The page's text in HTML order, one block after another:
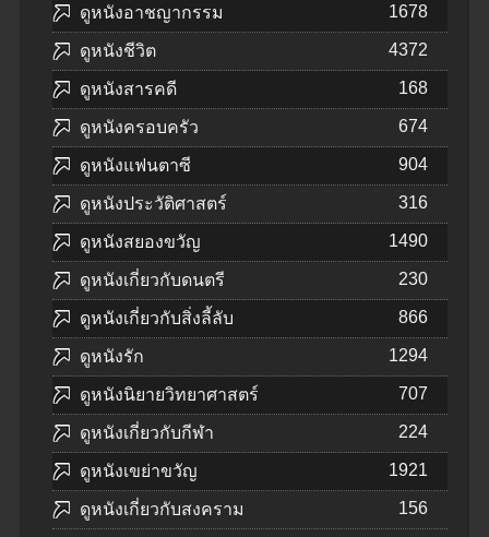
ดูหนังอาชญากรรม 1678
ดูหนังชีวิต 4372
ดูหนังสารคดี 168
ดูหนังครอบครัว 674
ดูหนังแฟนตาซี 904
ดูหนังประวัติศาสตร์ 316
ดูหนังสยองขวัญ 1490
ดูหนังเกี่ยวกับดนตรี 230
ดูหนังเกี่ยวกับสิ่งลี้ลับ 866
ดูหนังรัก 1294
ดูหนังนิยายวิทยาศาสตร์ 707
ดูหนังเกี่ยวกับกีฬา 224
ดูหนังเขย่าขวัญ 1921
ดูหนังเกี่ยวกับสงคราม 156